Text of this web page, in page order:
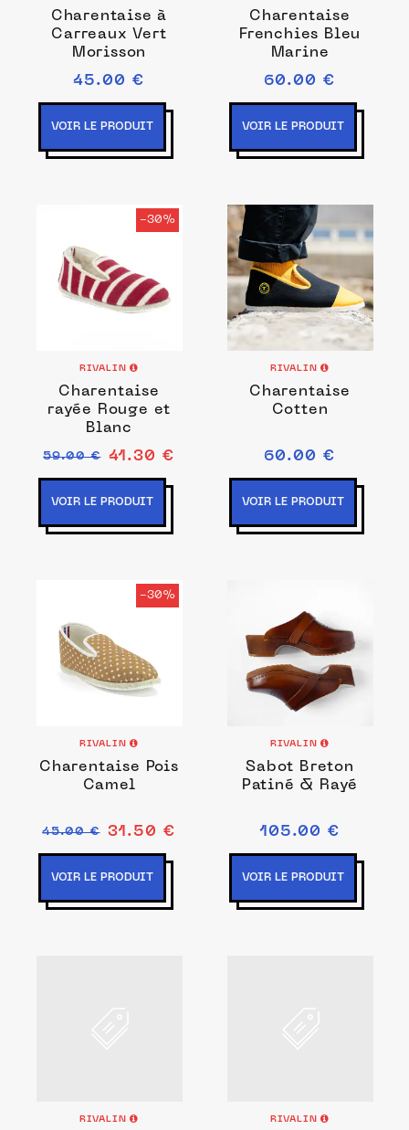
Charentaise à
Carreaux Vert
Morisson
45.00 €
VOIR LE PRODUIT
Charentaise
Frenchies Bleu
Marine
60.00 €
VOIR LE PRODUIT
-30%
RIVALIN
Charentaise
rayée Rouge et
Blanc
59.00 € 41.30 €
VOIR LE PRODUIT
RIVALIN
Charentaise
Cotten
60.00 €
VOIR LE PRODUIT
-30%
RIVALIN
Charentaise Pois
Camel
45.00 € 31.50 €
VOIR LE PRODUIT
RIVALIN
Sabot Breton
Patiné & Rayé
105.00 €
VOIR LE PRODUIT
RIVALIN RIVALIN